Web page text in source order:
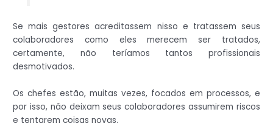
Se mais gestores acreditassem nisso e tratassem seus
colaboradores como eles merecem ser tratados,
certamente, não teríamos tantos profissionais
desmotivados.
Os chefes estão, muitas vezes, focados em processos, e
por isso, não deixam seus colaboradores assumirem riscos
e tentarem coisas novas.